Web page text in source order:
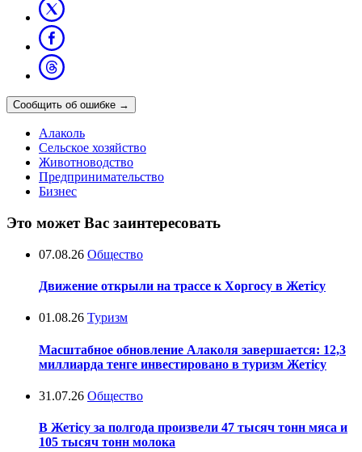
Сообщить об ошибке →
Алаколь
Сельское хозяйство
Животноводство
Предпринимательство
Бизнес
Это может Вас заинтересовать
07.08.26 Общество
Движение открыли на трассе к Хоргосу в Жетісу
01.08.26 Туризм
Масштабное обновление Алаколя завершается: 12,3
миллиарда тенге инвестировано в туризм Жетісу
31.07.26 Общество
В Жетісу за полгода произвели 47 тысяч тонн мяса и
105 тысяч тонн молока